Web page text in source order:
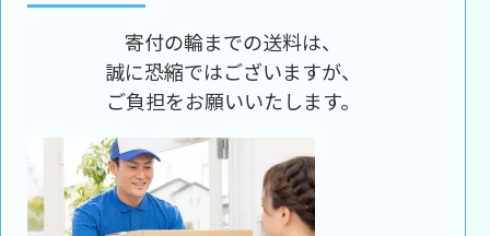
寄付の輪までの送料は、
誠に恐縮ではございますが、
ご負担をお願いいたします。